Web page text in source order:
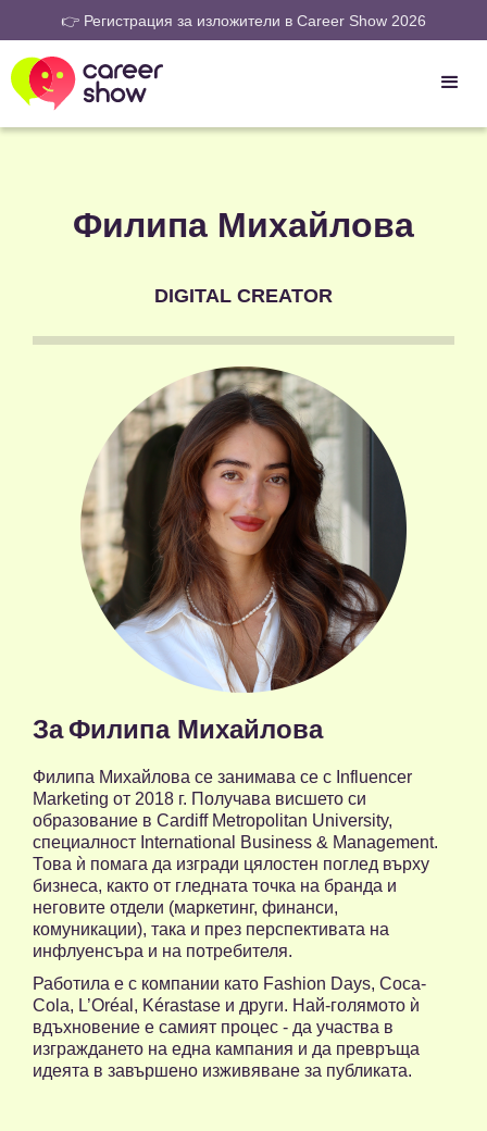
👉 Регистрация за изложители в Career Show 2026
Филипа Михайлова
DIGITAL CREATOR
ЗаФилипа Михайлова
Филипа Михайлова се занимава се с Influencer
Marketing от 2018 г. Получава висшето си
образование в Cardiff Metropolitan University,
специалност International Business & Management.
Това ѝ помага да изгради цялостен поглед върху
бизнеса, както от гледната точка на бранда и
неговите отдели (маркетинг, финанси,
комуникации), така и през перспективата на
инфлуенсъра и на потребителя.
Работила е с компании като Fashion Days, Coca-
Cola, L’Oréal, Kérastase и други. Най-голямото ѝ
вдъхновение е самият процес - да участва в
изграждането на една кампания и да превръща
идеята в завършено изживяване за публиката.